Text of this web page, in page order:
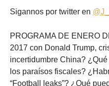
Sigannos por twitter en
PROGRAMA DE ENERO
2017 con Donald Trump,
incertidumbre China?
los paraísos fiscales?
“Football leaks”? ¿Qué